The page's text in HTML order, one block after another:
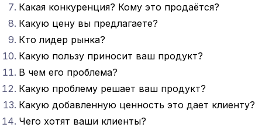
Какая конкуренция? Кому это продаётся?
Какую цену вы предлагаете?
Кто лидер рынка?
Какую пользу приносит ваш продукт?
В чем его проблема?
Какую проблему решает ваш продукт?
Какую добавленную ценность это дает клиенту?
Чего хотят ваши клиенты?